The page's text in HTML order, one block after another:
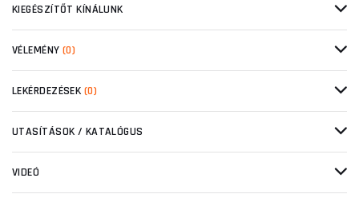
KIEGÉSZÍTŐT KÍNÁLUNK
VÉLEMÉNY (0)
LEKÉRDEZÉSEK (0)
UTASÍTÁSOK / KATALÓGUS
VIDEÓ